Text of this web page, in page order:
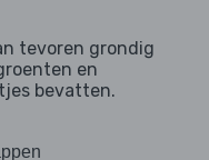
tevoren grondig
en
bevatten.